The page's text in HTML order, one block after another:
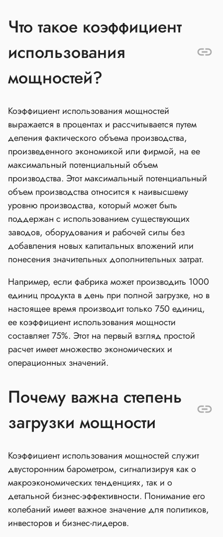
Что такое коэффициент
использования
мощностей?
Коэффициент использования мощностей
выражается в процентах и рассчитывается путем
деления фактического объема производства,
произведенного экономикой или фирмой, на ее
максимальный потенциальный объем
производства. Этот максимальный потенциальный
объем производства относится к наивысшему
уровню производства, который может быть
поддержан с использованием существующих
заводов, оборудования и рабочей силы без
добавления новых капитальных вложений или
понесения значительных дополнительных затрат.
Например, если фабрика может производить 1000
единиц продукта в день при полной загрузке, но в
настоящее время производит только 750 единиц,
ее коэффициент использования мощности
составляет 75%. Этот на первый взгляд простой
расчет имеет множество экономических и
операционных значений.
Почему важна степень
загрузки мощности
Коэффициент использования мощностей служит
двусторонним барометром, сигнализируя как о
макроэкономических тенденциях, так и о
детальной бизнес-эффективности. Понимание его
колебаний имеет важное значение для политиков,
инвесторов и бизнес-лидеров.